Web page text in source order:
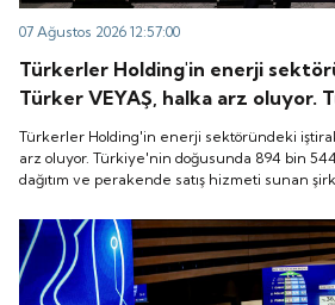
07 Ağustos 2026 12:57:00
Türkerler Holding'in enerji
Türker VEYAŞ, halka arz oluyor.
doğusunda 894 bin 544
ve perakende satış hizmeti sunan
Ağustos tarihleri arasında pay
Türkerler Holding'in enerji sektöründeki
arz oluyor. Türkiye'nin doğusunda 894 bin
dağıtım ve perakende satış hizmeti sunan